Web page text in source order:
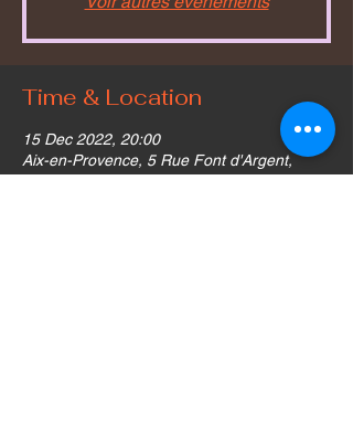
Time & Location
15 Dec 2022, 20:00
Aix-en-Provence, 5 Rue Font d'Argent,